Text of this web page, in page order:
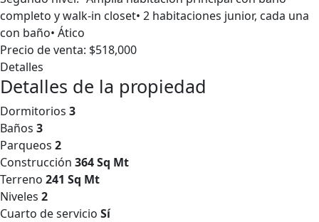
completo y walk-in closet• 2 habitaciones junior, cada una
con baño• Ático
Precio de venta: $518,000
Detalles
Detalles de la propiedad
Dormitorios 3
Baños 3
Parqueos 2
Construcción 364 Sq Mt
Terreno 241 Sq Mt
Niveles 2
Cuarto de servicio Sí